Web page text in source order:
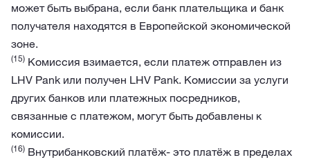
может быть выбрана, если банк плательщика и банк
получателя находятся в Европейской экономической
зоне.
(15) Комиссия взимается, если платеж отправлен из
LHV Pank или получен LHV Pank. Kомиссии за услуги
других банков или платежных посредников,
связанные с платежом, могут быть добавлены к
комиссии.
(16) Внутрибанковский платёж- это платёж в пределах